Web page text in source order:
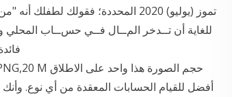
‫ﻓﺎﺋﺪة ﺗﺒﻠﻎ ‪ ٪١‬ﺗﻌﻨﻲ دوﻻًرا
أفضل للقيام الحسابات المعقدة من أي نوع.